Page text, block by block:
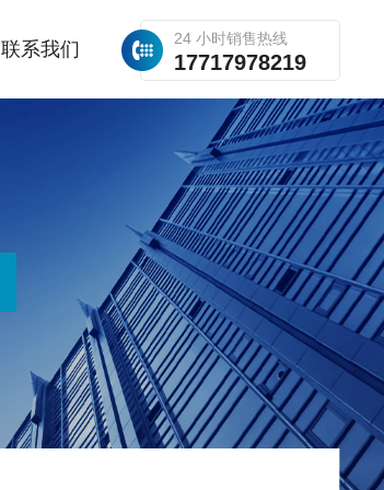
24 小时销售热线
17717978219
联系我们